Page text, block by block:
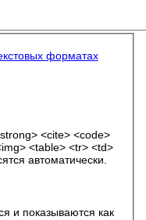
форматах
<cite> <code>
<table> <tr> <td>
автоматически.
и показываются как